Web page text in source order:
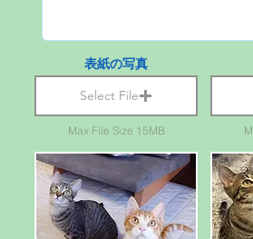
表紙の写真
Select File
Max File Size 15MB